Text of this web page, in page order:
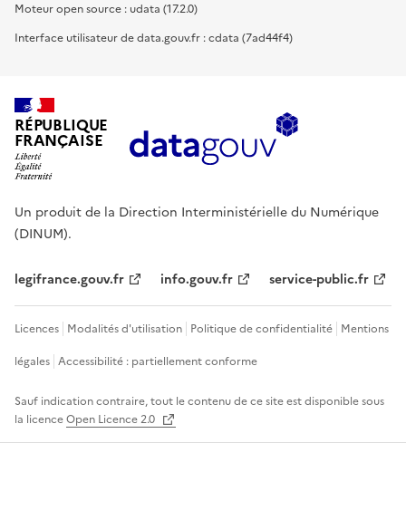
Moteur open source : udata (17.2.0)
Interface utilisateur de data.gouv.fr : cdata (7ad44f4)
RÉPUBLIQUE
FRANÇAISE
Un produit de la Direction Interministérielle du Numérique
(DINUM).
legifrance.gouv.fr info.gouv.fr service-public.fr
Licences Modalités d'utilisation Politique de confidentialité Mentions
légales Accessibilité : partiellement conforme
Sauf indication contraire, tout le contenu de ce site est disponible sous
la licenceOpen Licence 2.0